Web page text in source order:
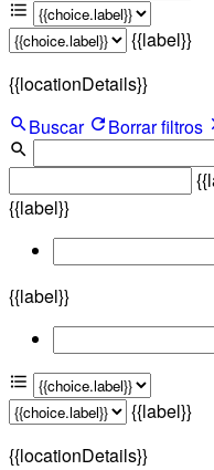
{{label}}
{{locationDetails}}
Buscar
Borrar filtros
{{label}}
{{label}}
{{label}}
{{locationDetails}}